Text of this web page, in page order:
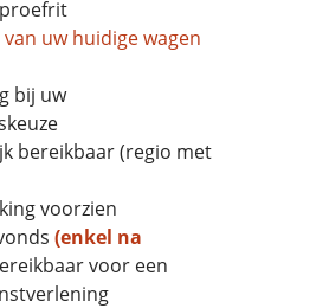
van uw huidige wagen
bij uw
bereikbaar (regio met
voorzien
(enkel na
voor een